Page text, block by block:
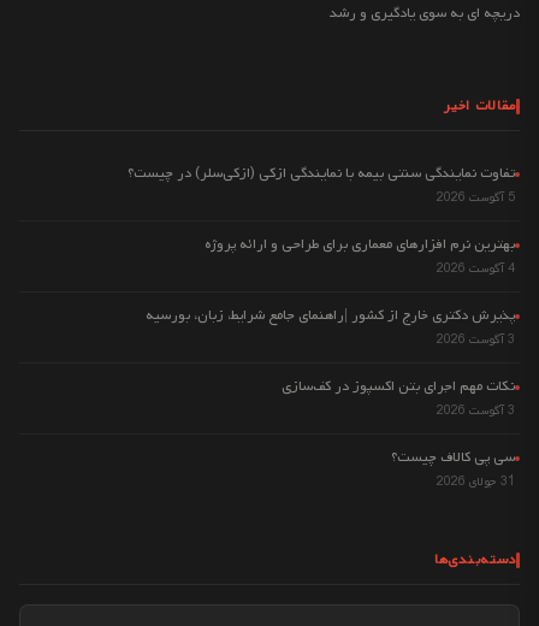
دریچه ای به سوی یادگیری و رشد
مقالات اخیر
تفاوت نمایندگی سنتی بیمه با نمایندگی ازکی (ازکی‌سلر) در چیست؟
5 آگوست 2026
بهترین نرم افزارهای معماری برای طراحی و ارائه پروژه
4 آگوست 2026
پذیرش دکتری خارج از کشور |راهنمای جامع شرایط، زبان، بورسیه
3 آگوست 2026
نکات مهم اجرای بتن اکسپوز در کف‌سازی
3 آگوست 2026
سی پی کالاف چیست؟
31 جولای 2026
دسته‌بندی‌ها